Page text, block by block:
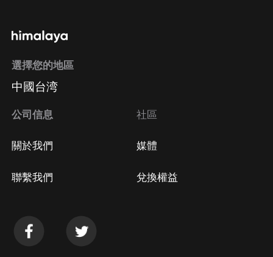
選擇您的地區
中國台湾
公司信息
關於我們
聯繫我們
社區
媒體
兌換權益